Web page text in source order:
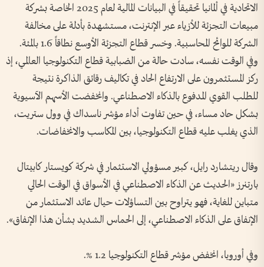
الاتحادية في ألمانيا ⁠تحقيقاً في البيانات المالية لعام 2025 الخاصة بشركة
مبيعات التجزئة للأزياء عبر الإنترنت، مستشهدة بأدلة على مخالفة
الشركة للوائح المحاسبية. وخسر قطاع التجزئة الأوسع نطاقاً 1.6 بالمئة.
وفي الوقت نفسه، سادت حالة من الضبابية قطاع التكنولوجيا العالمي، إذ
ركز المستثمرون على الارتفاع الحاد في تكاليف رقائق الذاكرة نتيجة
للطلب القوي المدفوع بالذكاء الاصطناعي. وانخفضت الأسهم الآسيوية
بشكل حاد مساء، في حين ‌تفاوت أداء مؤشر ناسداك في وول ستريت،
الذي يغلب عليه ‌قطاع التكنولوجيا، بين المكاسب والانخفاضات.
وقال ريتشارد رايل، كبير مسؤولي الاستثمار في شركة كويستار كابيتال
بارتنرز «الحديث عن الذكاء الاصطناعي في الأسواق في الوقت الحالي
متباين للغاية، فهو يتراوح بين التساؤلات حيال عائد الاستثمار من
الإنفاق على الذكاء الاصطناعي، إلى الحماس الشديد بشأن هذا الإنفاق».
وفي أوروبا، انخفض مؤشر ⁠قطاع التكنولوجيا 1.2 %.